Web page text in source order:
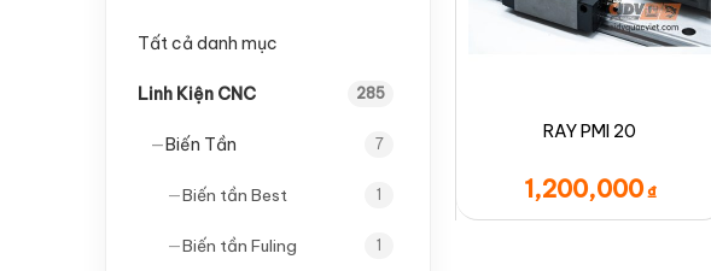
Tất cả danh mục
Linh Kiện CNC 285
—Biến Tần 7
—Biến tần Best 1
—Biến tần Fuling 1
RAY PMI 20
1,200,000 ₫